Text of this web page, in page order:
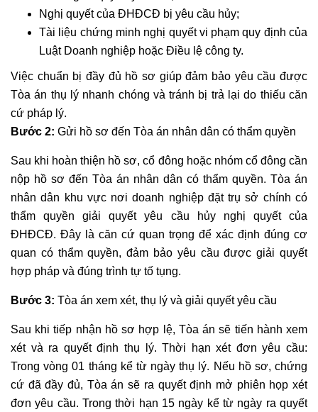
Nghị quyết của ĐHĐCĐ bị yêu cầu hủy;
Tài liệu chứng minh nghị quyết vi phạm quy định của
Luật Doanh nghiệp hoặc Điều lệ công ty.
Việc chuẩn bị đầy đủ hồ sơ giúp đảm bảo yêu cầu được
Tòa án thụ lý nhanh chóng và tránh bị trả lại do thiếu căn
cứ pháp lý.
Bước 2: Gửi hồ sơ đến Tòa án nhân dân có thẩm quyền
Sau khi hoàn thiện hồ sơ, cổ đông hoặc nhóm cổ đông cần
nộp hồ sơ đến Tòa án nhân dân có thẩm quyền. Tòa án
nhân dân khu vực nơi doanh nghiệp đặt trụ sở chính có
thẩm quyền giải quyết yêu cầu hủy nghị quyết của
ĐHĐCĐ. Đây là căn cứ quan trọng để xác định đúng cơ
quan có thẩm quyền, đảm bảo yêu cầu được giải quyết
hợp pháp và đúng trình tự tố tụng.
Bước 3: Tòa án xem xét, thụ lý và giải quyết yêu cầu
Sau khi tiếp nhận hồ sơ hợp lệ, Tòa án sẽ tiến hành xem
xét và ra quyết định thụ lý. Thời hạn xét đơn yêu cầu:
Trong vòng 01 tháng kể từ ngày thụ lý. Nếu hồ sơ, chứng
cứ đã đầy đủ, Tòa án sẽ ra quyết định mở phiên họp xét
đơn yêu cầu. Trong thời hạn 15 ngày kể từ ngày ra quyết